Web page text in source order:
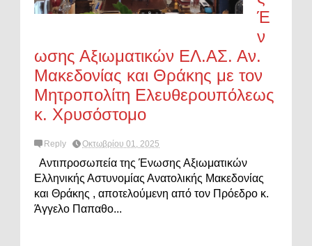
Έ
ν
ωσης Αξιωματικών ΕΛ.ΑΣ. Αν.
Μακεδονίας και Θράκης με τον
Μητροπολίτη Ελευθερουπόλεως
κ. Χρυσόστομο
Reply Οκτωβρίου 01, 2025
Αντιπροσωπεία της Ένωσης Αξιωματικών
Ελληνικής Αστυνομίας Ανατολικής Μακεδονίας
και Θράκης , αποτελούμενη από τον Πρόεδρο κ.
Άγγελο Παπαθο...